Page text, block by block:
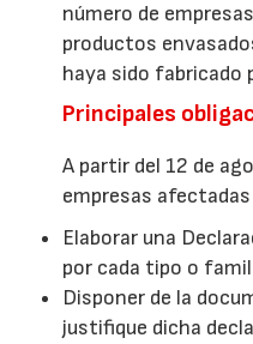
número de
productos
haya sido fabricado
Principales
A partir del 12 de
empresas afectadas
Elaborar una
por cada tipo o
Disponer de la
justifique dicha